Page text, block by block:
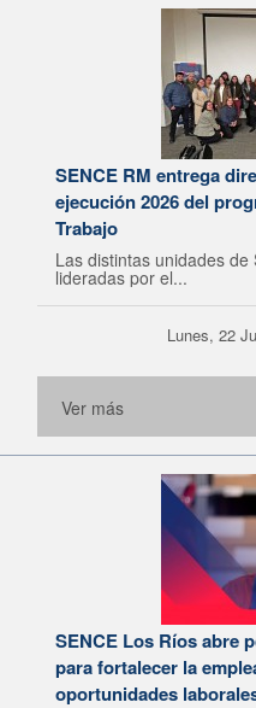
SENCE RM entrega
ejecución 2026 del
Trabajo
Las distintas unidades
lideradas por el...
Lunes, 22
Ver más
SENCE Los Ríos abre
para fortalecer la
oportunidades